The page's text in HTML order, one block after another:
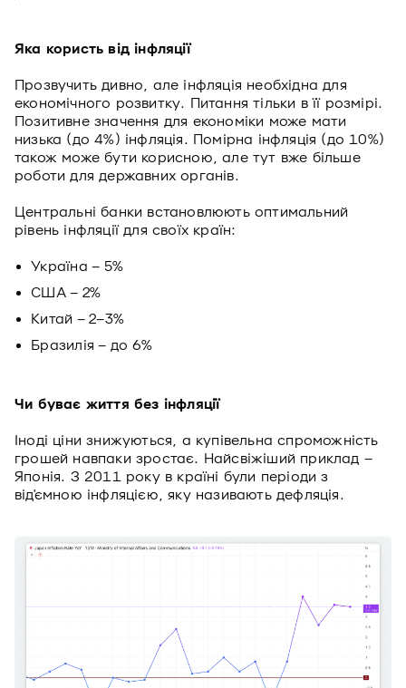
Яка користь від інфляції
Прозвучить дивно, але інфляція необхідна для
економічного розвитку. Питання тільки в її розмірі.
Позитивне значення для економіки може мати
низька (до 4%) інфляція. Помірна інфляція (до 10%)
також може бути корисною, але тут вже більше
роботи для державних органів.
Центральні банки встановлюють оптимальний
рівень інфляції для своїх країн:
Україна – 5%
США – 2%
Китай – 2–3%
Бразилія – до 6%
Чи буває життя без інфляції
Іноді ціни знижуються, а купівельна спроможність
грошей навпаки зростає. Найсвіжіший приклад –
Японія. З 2011 року в країні були періоди з
від'ємною інфляцією, яку називають дефляція.